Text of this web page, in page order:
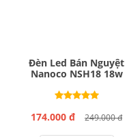
Đèn Led Bán Nguyệt
Nanoco NSH18 18w
174.000 đ 249.000 đ